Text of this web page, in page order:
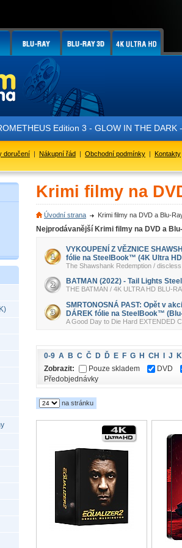
Edition 3 - GLOW IN THE DARK - je
doručení | Nákupní řád | Obchodní podmínky | Kontakty
Krimi filmy na
Úvodní strana Krimi filmy na DVD a Blu-
Nejprodávanější Krimi filmy na DVD a
VYKOUPENÍ Z VĚZNICE
fólie na SteelBook™ (4K Ultra
The Shawshank Redemption /
BATMAN (2022) - Tail Lights
THE BATMAN / 4K ULTRA HD BLU-
SMRTONOSNÁ PAST: Opět v
DÁREK fólie na SteelBook™
A Good Day to Die Hard EXTENDED
0-9 A B C Č D Ď E F G H CH J K
Zobrazit:
Pouze skladem DVD
Předobjednávky
na stránku